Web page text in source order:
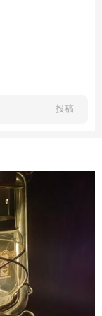
投稿